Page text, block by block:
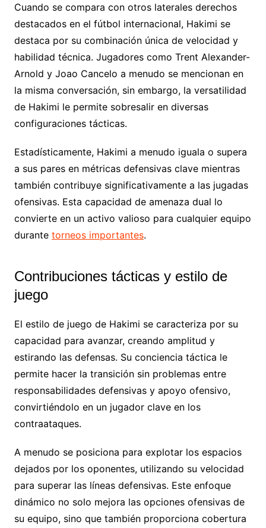
Cuando se compara con otros laterales derechos
destacados en el fútbol internacional, Hakimi se
destaca por su combinación única de velocidad y
habilidad técnica. Jugadores como Trent Alexander-
Arnold y Joao Cancelo a menudo se mencionan en
la misma conversación, sin embargo, la versatilidad
de Hakimi le permite sobresalir en diversas
configuraciones tácticas.
Estadísticamente, Hakimi a menudo iguala o supera
a sus pares en métricas defensivas clave mientras
también contribuye significativamente a las jugadas
ofensivas. Esta capacidad de amenaza dual lo
convierte en un activo valioso para cualquier equipo
durante torneos importantes.
Contribuciones tácticas y estilo de
juego
El estilo de juego de Hakimi se caracteriza por su
capacidad para avanzar, creando amplitud y
estirando las defensas. Su conciencia táctica le
permite hacer la transición sin problemas entre
responsabilidades defensivas y apoyo ofensivo,
convirtiéndolo en un jugador clave en los
contraataques.
A menudo se posiciona para explotar los espacios
dejados por los oponentes, utilizando su velocidad
para superar las líneas defensivas. Este enfoque
dinámico no solo mejora las opciones ofensivas de
su equipo, sino que también proporciona cobertura